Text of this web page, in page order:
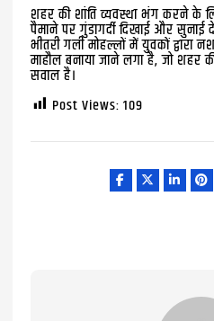
शहर की शांति व्यवस्था भंग करने के
पैमाने पर गुंडागर्दी दिखाई और
भीतरी गली मोहल्लों में युवकों
माहौल बनाया जाने लगा है, जो शहर
सवाल है।
Post Views: 109